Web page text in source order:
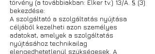
törvény (a továbbiakban: Elker tv.) 13/A. § (3)
bekezdése:
A szolgáltató a szolgáltatás nyújtása
céljából kezelheti azon személyes
adatokat, amelyek a szolgáltatás
nyújtásához technikailag
elengedhetetlenül szükségesek. A